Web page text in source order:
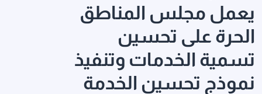
يعمل مجلس المناطق
الحرة على تحسين
تسمية الخدمات وتنفيذ
نموذج تحسين الخدمة